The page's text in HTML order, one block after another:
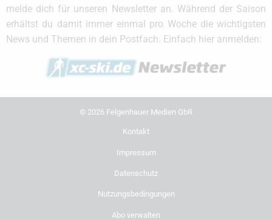
melde dich für unseren Newsletter an. Während der Saison
erhältst du damit immer einmal pro Woche die wichtigsten
News und Themen in dein Postfach. Einfach hier anmelden:
© 2026 Felgenhauer Medien GbR
Kontakt
Impressum
Datenschutz
Nutzungsbedingungen
Abo verwalten